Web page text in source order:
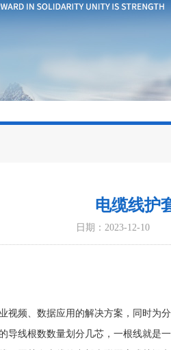
电缆线护
日期：2023-12-10
视频、数据应用的解决方案，同时
导线根数数量划分几芯，一根线就是